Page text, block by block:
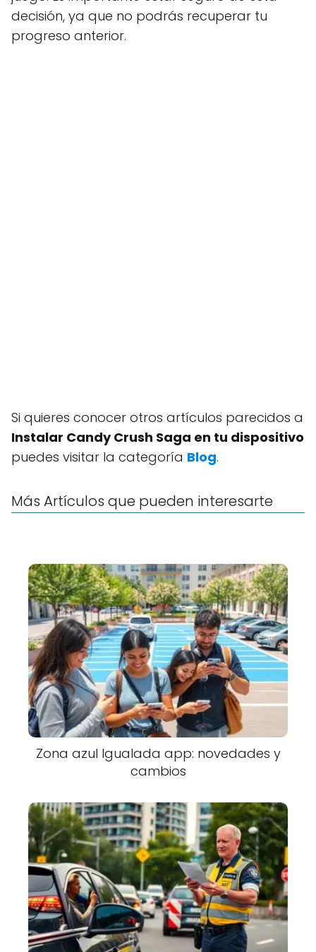
decisión, ya que no podrás recuperar tu
progreso anterior.
Si quieres conocer otros artículos parecidos a
Instalar Candy Crush Saga en tu dispositivo
puedes visitar la categoría Blog.
Más Artículos que pueden interesarte
Zona azul Igualada app: novedades y
cambios